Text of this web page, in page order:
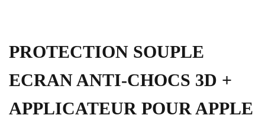
PROTECTION SOUPLE
ECRAN ANTI-CHOCS 3D +
APPLICATEUR POUR APPLE